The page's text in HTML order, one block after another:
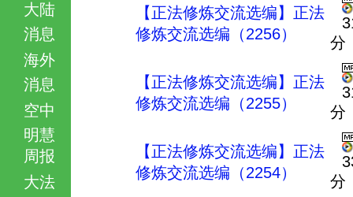
大陆
消息
海外
消息
空中
明慧
周报
大法
【正法修炼交流选编】正法
修炼交流选编（2256）
分
【正法修炼交流选编】正法
修炼交流选编（2255）
分
【正法修炼交流选编】正法
修炼交流选编（2254）
分